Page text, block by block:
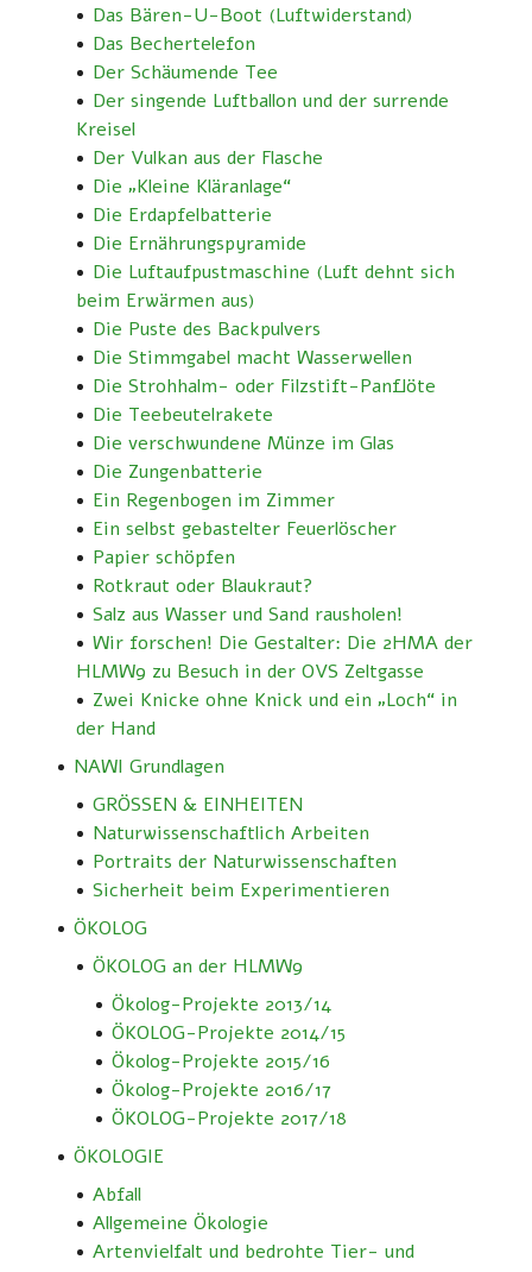
Das Bären-U-Boot (Luftwiderstand)
Das Bechertelefon
Der Schäumende Tee
Der singende Luftballon und der surrende
Kreisel
Der Vulkan aus der Flasche
Die „Kleine Kläranlage“
Die Erdapfelbatterie
Die Ernährungspyramide
Die Luftaufpustmaschine (Luft dehnt sich
beim Erwärmen aus)
Die Puste des Backpulvers
Die Stimmgabel macht Wasserwellen
Die Strohhalm- oder Filzstift-Panflöte
Die Teebeutelrakete
Die verschwundene Münze im Glas
Die Zungenbatterie
Ein Regenbogen im Zimmer
Ein selbst gebastelter Feuerlöscher
Papier schöpfen
Rotkraut oder Blaukraut?
Salz aus Wasser und Sand rausholen!
Wir forschen! Die Gestalter: Die 2HMA der
HLMW9 zu Besuch in der OVS Zeltgasse
Zwei Knicke ohne Knick und ein „Loch“ in
der Hand
NAWI Grundlagen
GRÖSSEN & EINHEITEN
Naturwissenschaftlich Arbeiten
Portraits der Naturwissenschaften
Sicherheit beim Experimentieren
ÖKOLOG
ÖKOLOG an der HLMW9
Ökolog-Projekte 2013/14
ÖKOLOG-Projekte 2014/15
Ökolog-Projekte 2015/16
Ökolog-Projekte 2016/17
ÖKOLOG-Projekte 2017/18
ÖKOLOGIE
Abfall
Allgemeine Ökologie
Artenvielfalt und bedrohte Tier- und